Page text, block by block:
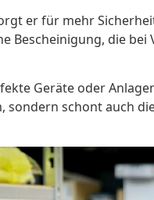
er für mehr
die
Geräte oder
schont auch